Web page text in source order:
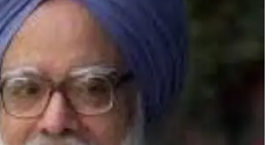
d
a
n
e
m
a